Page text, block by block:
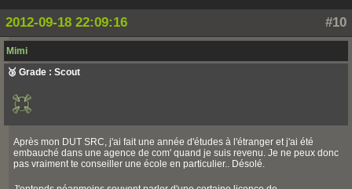
#10
2012-09-18 22:09:16
Mimi
🥉 Grade : Scout
Après mon DUT SRC, j'ai fait une année d'études à l'étranger et j'ai été
embauché dans une agence de com' quand je suis revenu. Je ne peux donc
pas vraiment te conseiller une école en particulier.. Désolé.